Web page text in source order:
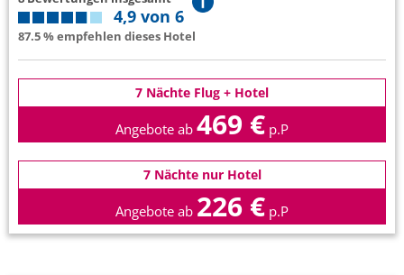
4,9 von 6
87.5 % empfehlen dieses Hotel
7 Nächte Flug + Hotel
Angebote ab 469 € p.P
7 Nächte nur Hotel
Angebote ab 226 € p.P